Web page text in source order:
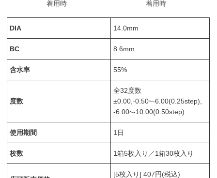
着用時
着用時
DIA 14.0mm
BC 8.6mm
含水率 55%
度数
全32度数
±0.00,-0.50~-6.00(0.25step),
-6.00~-10.00(0.50step)
使用期間 1日
枚数 1箱5枚入り／1箱30枚入り
[5枚入り] 407円(税込)